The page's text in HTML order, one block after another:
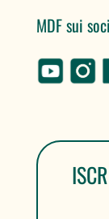
MDF sui